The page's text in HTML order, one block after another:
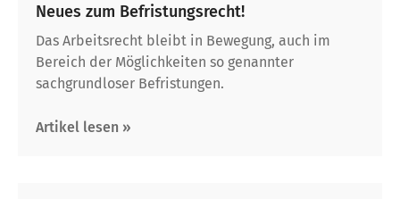
Neues zum Befristungsrecht!
Das Arbeitsrecht bleibt in Bewegung, auch im
Bereich der Möglichkeiten so genannter
sachgrundloser Befristungen.
Artikel lesen »